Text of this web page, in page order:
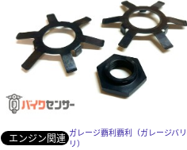
エンジン関連 ガレージ覇利覇利（ガレージバ
リ）